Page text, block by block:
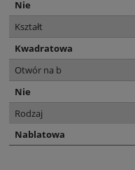
Nie
Kształt
Kwadratowa
Otwór na b
Nie
Rodzaj
Nablatowa